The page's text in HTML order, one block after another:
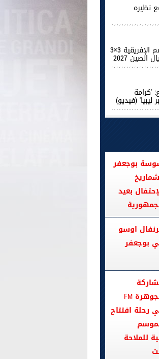
نظيره
المنستير تحتضن دوري الأمم الإفريقية 3×3
2027
'كرامة
(فيديو)
بوجعفر
بعيد
اوسو
بوجعفر
الجوهرة FM
رحلة افتتاح
للملاحة